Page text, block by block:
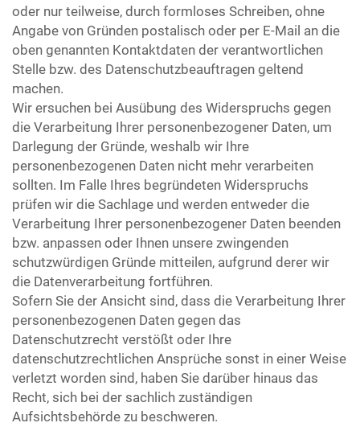
oder nur teilweise, durch formloses Schreiben, ohne
Angabe von Gründen postalisch oder per E-Mail an die
oben genannten Kontaktdaten der verantwortlichen
Stelle bzw. des Datenschutzbeauftragen geltend
machen.
Wir ersuchen bei Ausübung des Widerspruchs gegen
die Verarbeitung Ihrer personenbezogener Daten, um
Darlegung der Gründe, weshalb wir Ihre
personenbezogenen Daten nicht mehr verarbeiten
sollten. Im Falle Ihres begründeten Widerspruchs
prüfen wir die Sachlage und werden entweder die
Verarbeitung Ihrer personenbezogener Daten beenden
bzw. anpassen oder Ihnen unsere zwingenden
schutzwürdigen Gründe mitteilen, aufgrund derer wir
die Datenverarbeitung fortführen.
Sofern Sie der Ansicht sind, dass die Verarbeitung Ihrer
personenbezogenen Daten gegen das
Datenschutzrecht verstößt oder Ihre
datenschutzrechtlichen Ansprüche sonst in einer Weise
verletzt worden sind, haben Sie darüber hinaus das
Recht, sich bei der sachlich zuständigen
Aufsichtsbehörde zu beschweren.